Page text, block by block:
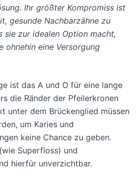
Ihr größter Kompromiss ist
gesunde Nachbarzähne zu
sie zur idealen Option macht,
ohnehin eine Versorgung
ist das A und O für eine lange
die Ränder der Pfeilerkronen
unter dem Brückenglied müssen
um Karies und
keine Chance zu geben.
Superfloss) und
hierfür unverzichtbar.